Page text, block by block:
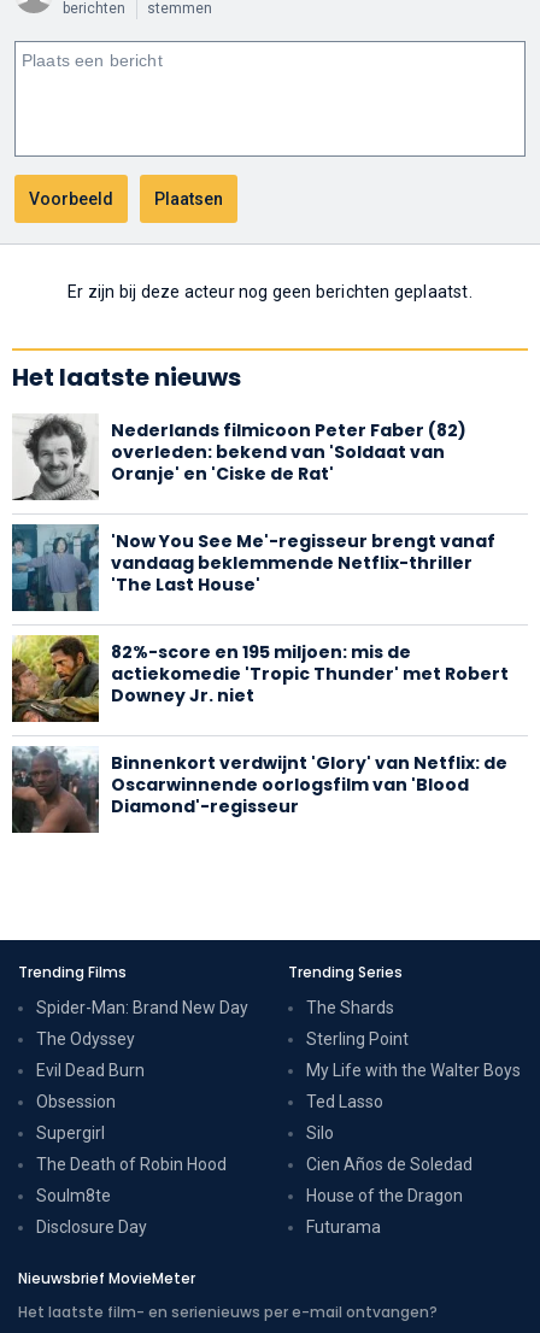
berichten stemmen
Er zijn bij deze acteur nog geen berichten geplaatst.
Het laatste nieuws
Nederlands filmicoon Peter Faber (82)
overleden: bekend van 'Soldaat van
Oranje' en 'Ciske de Rat'
'Now You See Me'-regisseur brengt vanaf
vandaag beklemmende Netflix-thriller
'The Last House'
82%-score en 195 miljoen: mis de
actiekomedie 'Tropic Thunder' met Robert
Downey Jr. niet
Binnenkort verdwijnt 'Glory' van Netflix: de
Oscarwinnende oorlogsfilm van 'Blood
Diamond'-regisseur
Trending Films
Spider-Man: Brand New Day
The Odyssey
Evil Dead Burn
Obsession
Supergirl
The Death of Robin Hood
Soulm8te
Disclosure Day
Trending Series
The Shards
Sterling Point
My Life with the Walter Boys
Ted Lasso
Silo
Cien Años de Soledad
House of the Dragon
Futurama
Nieuwsbrief MovieMeter
Het laatste film- en serienieuws per e-mail ontvangen?